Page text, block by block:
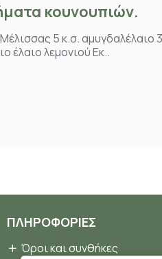
κουνουπιών.
5 κ.σ. αμυγδαλέλαιο
έλαιο λεμονιού Εκ..
ΠΛΗΡΟΦΟΡΊΕΣ
Όροι και συνθήκες